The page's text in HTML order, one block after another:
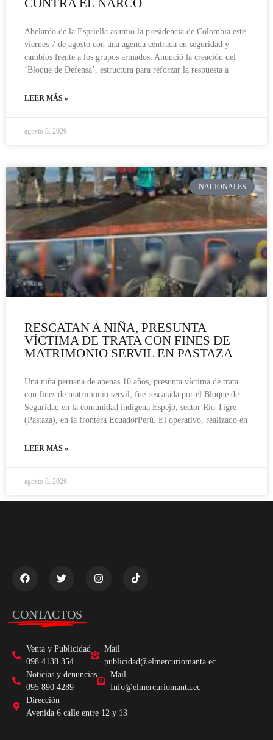
Abelardo de la Espriella asumió la presidencia de Colombia este
viernes 7 de agosto con una agenda centrada en seguridad y
cambios frente a los grupos armados. Anunció la creación del
‘Bloque de Defensa’, estructura para reforzar la respuesta a
LEER MÁS »
agosto 8, 2026
NACIONALES
RESCATAN A NIÑA, PRESUNTA
VÍCTIMA DE TRATA CON FINES DE
MATRIMONIO SERVIL EN PASTAZA
Una niña peruana de apenas 10 años, presunta víctima de trata
con fines de matrimonio servil, fue rescatada por el Bloque de
Seguridad en la comunidad indígena Espejo, sector Río Tigre
(Pastaza), en la frontera EcuadorPerú. El operativo, realizado en
LEER MÁS »
agosto 8, 2026
CONTACTOS
Venta y Publicidad
098 4138 354
Mail
publicidad@elmercuriomanta.ec
Noticias y denuncias
095 890 4289
Mail
Info@elmercuriomanta.ec
Dirección
Avenida 6 calle entre 12 y 13